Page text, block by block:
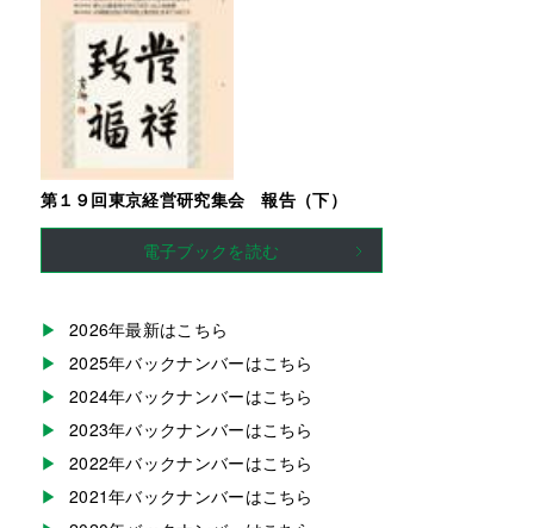
第１９回東京経営研究集会 報告（下）
電子ブックを読む
2026年最新はこちら
2025年バックナンバーはこちら
2024年バックナンバーはこちら
2023年バックナンバーはこちら
2022年バックナンバーはこちら
2021年バックナンバーはこちら